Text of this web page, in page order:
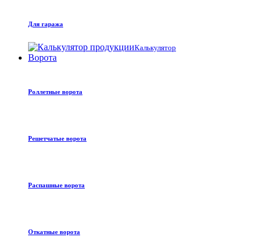
Для гаража
Калькулятор
Ворота
Роллетные ворота
Решетчатые ворота
Распашные ворота
Откатные ворота